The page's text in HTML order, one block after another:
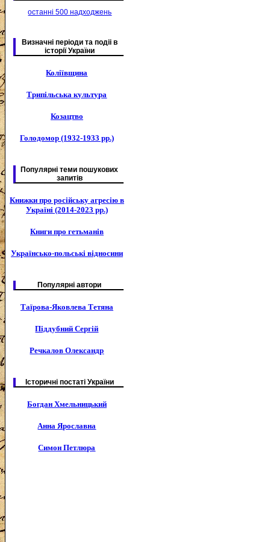
останні 500 надходжень
Визначні періоди та подіі в
історії України
Коліївщина
Трипільська культура
Козацтво
Голодомор (1932-1933 рр.)
Популярні теми пошукових
запитів
Книжки про російську агресію в
Україні (2014-2023 рр.)
Книги про гетьманів
Українсько-польські відносини
Популярні автори
Таїрова-Яковлева Тетяна
Піддубний Сергій
Речкалов Олександр
Історичні постаті України
Богдан Хмельницький
Анна Ярославна
Симон Петлюра